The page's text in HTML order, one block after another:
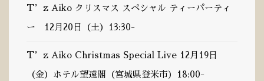
T’z Aiko クリスマス スペシャル ティーパーティ
ー 12月20日（土）13:30-
T’z Aiko Christmas Special Live 12月19日
（金）ホテル望遠閣（宮城県登米市）18:00-
Instagram